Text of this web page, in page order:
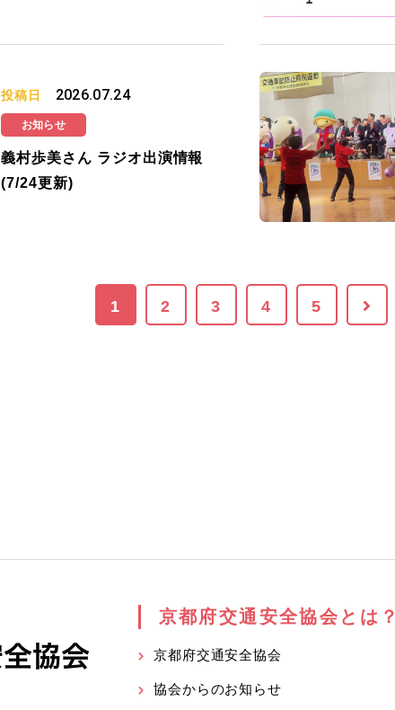
投稿日 2026.07.24
お知らせ
義村歩美さん ラジオ出演情報
(7/24更新)
1 2 3 4 5
京都府交通安全協会とは？
京都府交通安全協会
協会からのお知らせ